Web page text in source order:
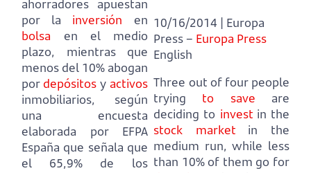
ahorradores apuestan
por la inversión en
bolsa en el medio
plazo,
mientras que
menos del 10% abogan
por depósitos y activos
inmobiliarios,
según
una encuesta
elaborada por EFPA
España que señala que
el 65,9% de los
10/16/2014 | Europa
Press – Europa Press
English
Three out of four people
trying to save are
deciding to investin the
stock marketin the
medium run, while less
than 10% of them go for